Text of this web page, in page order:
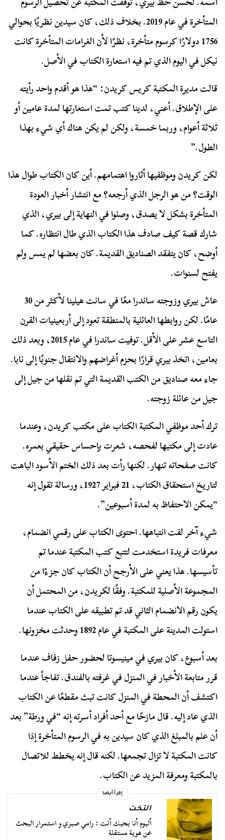
المتأخرة في عام 2019. بخلاف ذلك، كان سيدين نظريًا بحوالي
1756 دولارًا كرسوم متأخرة، نظرًا لأن الغرامات المتأخرة كانت
نيكل في اليوم الذي تم فيه استعارة الكتاب في الأصل.
قالت مديرة المكتبة كريس كريدن: “هذا هو أقدم واحد رأيته
على الإطلاق. أعني، لدينا كتب تمت استعارتها لمدة عامين أو
ثلاثة أعوام، وربما خمسة، ولكن لم يكن هناك أي شيء بهذا
الطول.”
لكن كريدن وموظفيها أثاروا اهتمامهم. أين كان الكتاب طوال هذا
الوقت؟ من هو الرجل الذي أرجعه؟ مع انتشار أخبار العودة
المتأخرة بشكل لا يصدق، وصلوا في النهاية إلى بيري، الذي
شارك قصة كيف صادف هذا الكتاب الذي طال انتظاره. كما
أوضح، كان يتفقد الصناديق القديمة. كان بعضها لم يمس ولم
يفتح لسنوات.
عاش بيري وزوجته ساندرا معًا في سانت هيلينا لأكثر من 30
عامًا. لكن روابطها العائلية بالمنطقة تعود إلى أربعينيات القرن
التاسع عشر على الأقل. توفيت ساندرا في عام 2015، وبعد ذلك
بعامين، اتخذ بيري قرارًا بحزم أغراضهم والانتقال جنوبًا إلى نابا.
جاء معه صناديق من الكتب القديمة التي تم نقلها من جيل إلى
جيل من عائلة زوجته.
ترك أحد موظفي المكتبة الكتاب على مكتب كريدن، وعندما
عادت إلى مكتبها لفحصه، شعرت بإحساس حقيقي بعمره.
كانت صفحاته تنهار. لكنها رأت بعد ذلك الختم الأسود الباهت
لتاريخ استحقاق الكتاب، 21 فبراير 1927، ورسالة تقول إنه
“يمكن الاحتفاظ به لمدة أسبوعين”.
شيء آخر لفت انتباهها. احتوى الكتاب على رقمي انضمام،
معرفات فريدة استخدمت لتتبع كتب المكتبة عندما تم
تأسيسها. هذا يعني على الأرجح أن الكتاب كان جزءًا من
المجموعة الأصلية للمكتبة. وفقًا لكريدن، من المحتمل أن
يكون رقم الانضمام الثاني قد تم تطبيقه على الكتاب عندما
استولت المدينة على المكتبة في عام 1892 وحدثت مخزونها.
بعد أسبوع، كان بيري في مينيسوتا لحضور حفل زفاف عندما
قرر متابعة الأخبار في المنزل في غرفته بالفندق. تفاجأ عندما
اكتشف أن المحطة في المنزل كانت تبث مقطعًا عن الكتاب
الذي عاد إليه. قال مازحًا مع أحد أفراد أسرته إنه “في ورطة” بعد
أن علم بالمبلغ الذي كان سيدين به في الرسوم المتأخرة إذا
كانت المكتبة لا تزال تجمعها. لكنه قال إنه يخطط للاتصال
بالمكتبة ومعرفة المزيد عن الكتاب.
إقرأ أيضا
التخت
ألبوم أنا بحبك أنت : رامي صبري و استمرار البحث
عن هوية مستقلة